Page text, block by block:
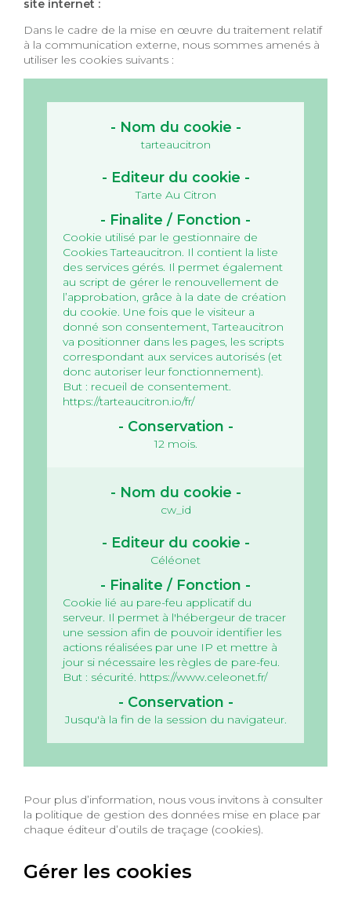
site internet :
Dans le cadre de la mise en œuvre du traitement relatif
à la communication externe, nous sommes amenés à
utiliser les cookies suivants :
tarteaucitron
Tarte Au Citron
Cookie utilisé par le gestionnaire de
Cookies Tarteaucitron. Il contient la liste
des services gérés. Il permet également
au script de gérer le renouvellement de
l’approbation, grâce à la date de création
du cookie. Une fois que le visiteur a
donné son consentement, Tarteaucitron
va positionner dans les pages, les scripts
correspondant aux services autorisés (et
donc autoriser leur fonctionnement).
But : recueil de consentement.
https://tarteaucitron.io/fr/
12 mois.
cw_id
Céléonet
Cookie lié au pare-feu applicatif du
serveur. Il permet à l'hébergeur de tracer
une session afin de pouvoir identifier les
actions réalisées par une IP et mettre à
jour si nécessaire les règles de pare-feu.
But : sécurité. https://www.celeonet.fr/
Jusqu'à la fin de la session du navigateur.
Pour plus d’information, nous vous invitons à consulter
la politique de gestion des données mise en place par
chaque éditeur d’outils de traçage (cookies).
Gérer les cookies